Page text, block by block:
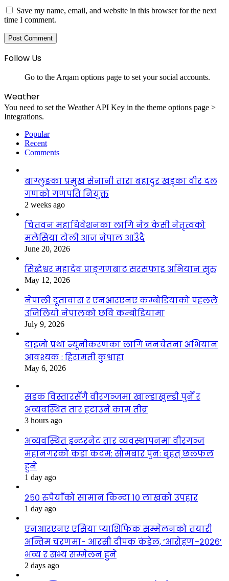
Save my name, email, and website in this browser for the next
time I comment.
Follow Us
Go to the Arqam options page to set your social accounts.
Weather
You need to set the Weather API Key in the theme options page >
Integrations.
Popular
Recent
Comments
बाग्लुङका प्रमुख सेनानी तारा बहादुर खड्का वीर दल
गणको गणपति नियुक्त
2 weeks ago
चितवन महाधिवेशनका लागि नेत्र केसी नेतृत्वको
मलेसिया टोली आज नेपाल आउँदै
June 20, 2026
सिद्धेश्वर महादेव प्राङ्गणबाट सरसफाइ अभियान सुरु
May 12, 2026
नेपाली दूतावास र एनआरएनए कम्बोडियाको पहलले
उजिलियो नेपालको छवि कम्बोडियामा
July 9, 2026
दाइजो प्रथा न्यूनीकरणका लागि जनचेतना अभियान
आवश्यक : हिरामती कुश्वाहा
May 6, 2026
सडक विस्तारसँगै वीरगञ्जमा खाल्डाखुल्डी पुर्ने र
अव्यवस्थित तार हटाउने काम तीव्र
3 hours ago
अव्यवस्थित इन्टरनेट तार व्यवस्थापनमा वीरगञ्ज
महानगरको कडा कदम: सोमबार पुनः बृहत् छलफल
हुने
1 day ago
२५० रुपैयाँको सामान किन्दा १० लाखको उपहार
1 day ago
एनआरएनए एसिया प्याशिफिक सम्मेलनको तयारी
अन्तिम चरणमा- आरसी दीपक कंडेल, ‘आरोहण–२०२६’
भव्य र सभ्य सम्मेलन हुने
2 days ago